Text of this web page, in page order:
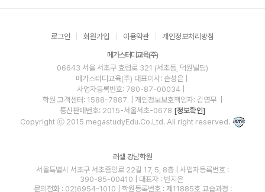
로그인 회원가입 이용약관 개인정보처리방침
메가스터디교육(주)
06643 서울 서초구 효령로 321 (서초동, 덕원빌딩)
메가스터디교육(주) 대표이사: 손성은 |
사업자등록번호: 780-87-00034
학원 고객센터: 1588-7887
| 개인정보보호책임자: 김영무
통신판매번호: 2015-서울서초-0678 [정보확인]
Copyright ⓒ 2015 megastudyEdu.Co.Ltd. All right reserved.
러셀 강남학원
서울특별시 서초구 서초중앙로 22길 17, 5, 8층 | 사업자등록번호 :
390-85-00410 | 대표자 : 반지은
문의전화 : 02)6954-1010 | 학원등록번호 : 제11885호 교습과정 :